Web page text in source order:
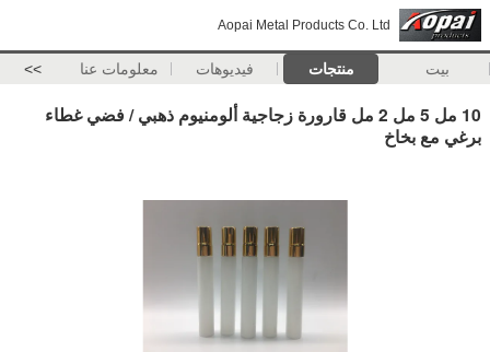
Aopai Metal Products Co. Ltd
بيت منتجات فيديوهات معلومات عنا >>
10 مل 5 مل 2 مل قارورة زجاجية ألومنيوم ذهبي / فضي غطاء
برغي مع بخاخ